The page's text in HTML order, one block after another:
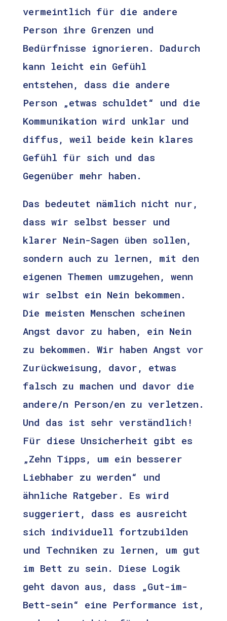
vermeintlich für die andere
Person ihre Grenzen und
Bedürfnisse ignorieren. Dadurch
kann leicht ein Gefühl
entstehen, dass die andere
Person „etwas schuldet“ und die
Kommunikation wird unklar und
diffus, weil beide kein klares
Gefühl für sich und das
Gegenüber mehr haben.
Das bedeutet nämlich nicht nur,
dass wir selbst besser und
klarer Nein-Sagen üben sollen,
sondern auch zu lernen, mit den
eigenen Themen umzugehen, wenn
wir selbst ein Nein bekommen.
Die meisten Menschen scheinen
Angst davor zu haben, ein Nein
zu bekommen. Wir haben Angst vor
Zurückweisung, davor, etwas
falsch zu machen und davor die
andere/n Person/en zu verletzen.
Und das ist sehr verständlich!
Für diese Unsicherheit gibt es
„Zehn Tipps, um ein besserer
Liebhaber zu werden“ und
ähnliche Ratgeber. Es wird
suggeriert, dass es ausreicht
sich individuell fortzubilden
und Techniken zu lernen, um gut
im Bett zu sein. Diese Logik
geht davon aus, dass „Gut-im-
Bett-sein“ eine Performance ist,